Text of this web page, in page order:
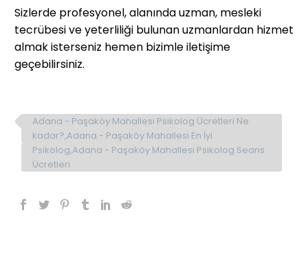
Sizlerde profesyonel, alanında uzman, mesleki
tecrübesi ve yeterliliği bulunan uzmanlardan hizmet
almak isterseniz hemen bizimle iletişime
geçebilirsiniz.
Adana - Paşaköy Mahallesi Psikolog Ücretleri Ne
kadar?,Adana - Paşaköy Mahallesi En İyi
Psikolog,Adana - Paşaköy Mahallesi Psikolog Seans
Ücretleri